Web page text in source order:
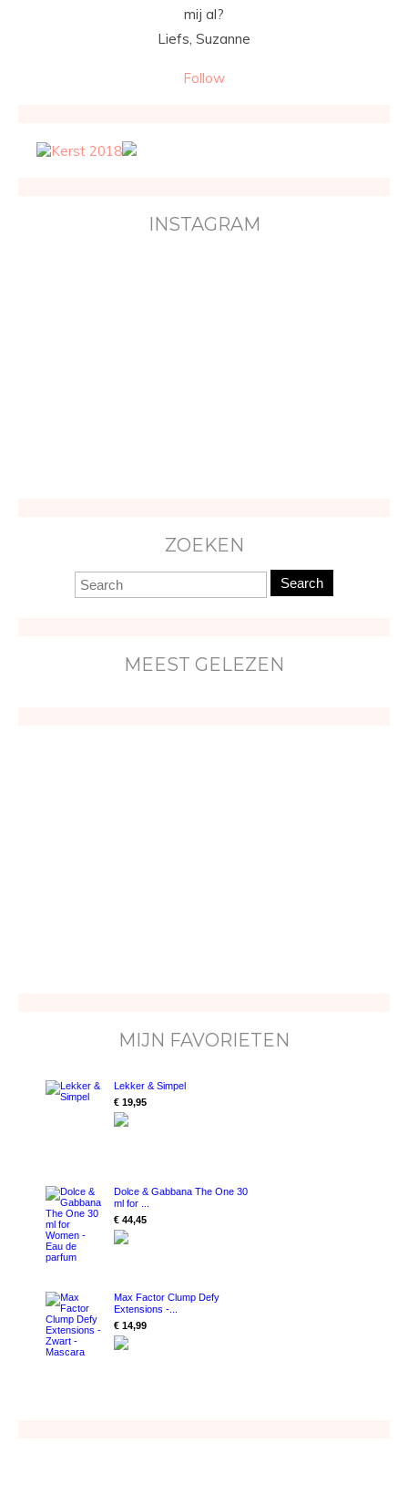
mij al?
Liefs, Suzanne
Follow
INSTAGRAM
ZOEKEN
Search
MEEST GELEZEN
MIJN FAVORIETEN
Lekker & Simpel
€ 19,95
Dolce & Gabbana The One 30
ml for ...
€ 44,45
Max Factor Clump Defy
Extensions -...
€ 14,99